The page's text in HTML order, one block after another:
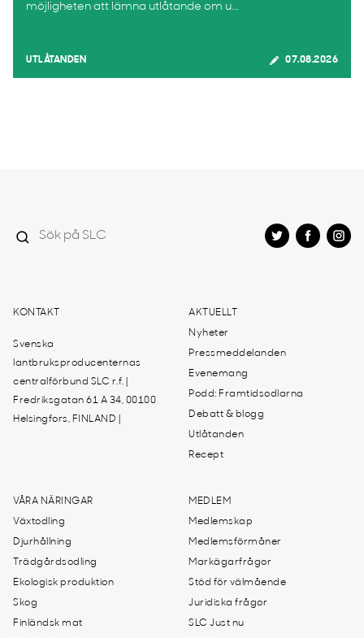
möjligheten att lämna utlåtande om u...
UTLÅTANDEN 07.08.2026
KONTAKT
Svenska
lantbruksproducenternas
centralförbund SLC r.f. |
Fredriksgatan 61 A 34, 00100
Helsingfors, FINLAND |
AKTUELLT
Nyheter
Pressmeddelanden
Evenemang
Podd: Framtidsodlarna
Debatt & blogg
Utlåtanden
Recept
VÅRA NÄRINGAR
Växtodling
Djurhållning
Trädgårdsodling
Ekologisk produktion
Skog
Finländsk mat
MEDLEM
Medlemskap
Medlemsförmåner
Markägarfrågor
Stöd för välmående
Juridiska frågor
SLC Just nu